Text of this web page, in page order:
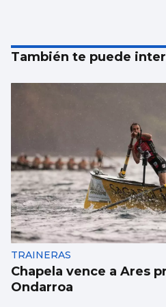
También te puede
TRAINERAS
Chapela vence a Ares
Ondarroa